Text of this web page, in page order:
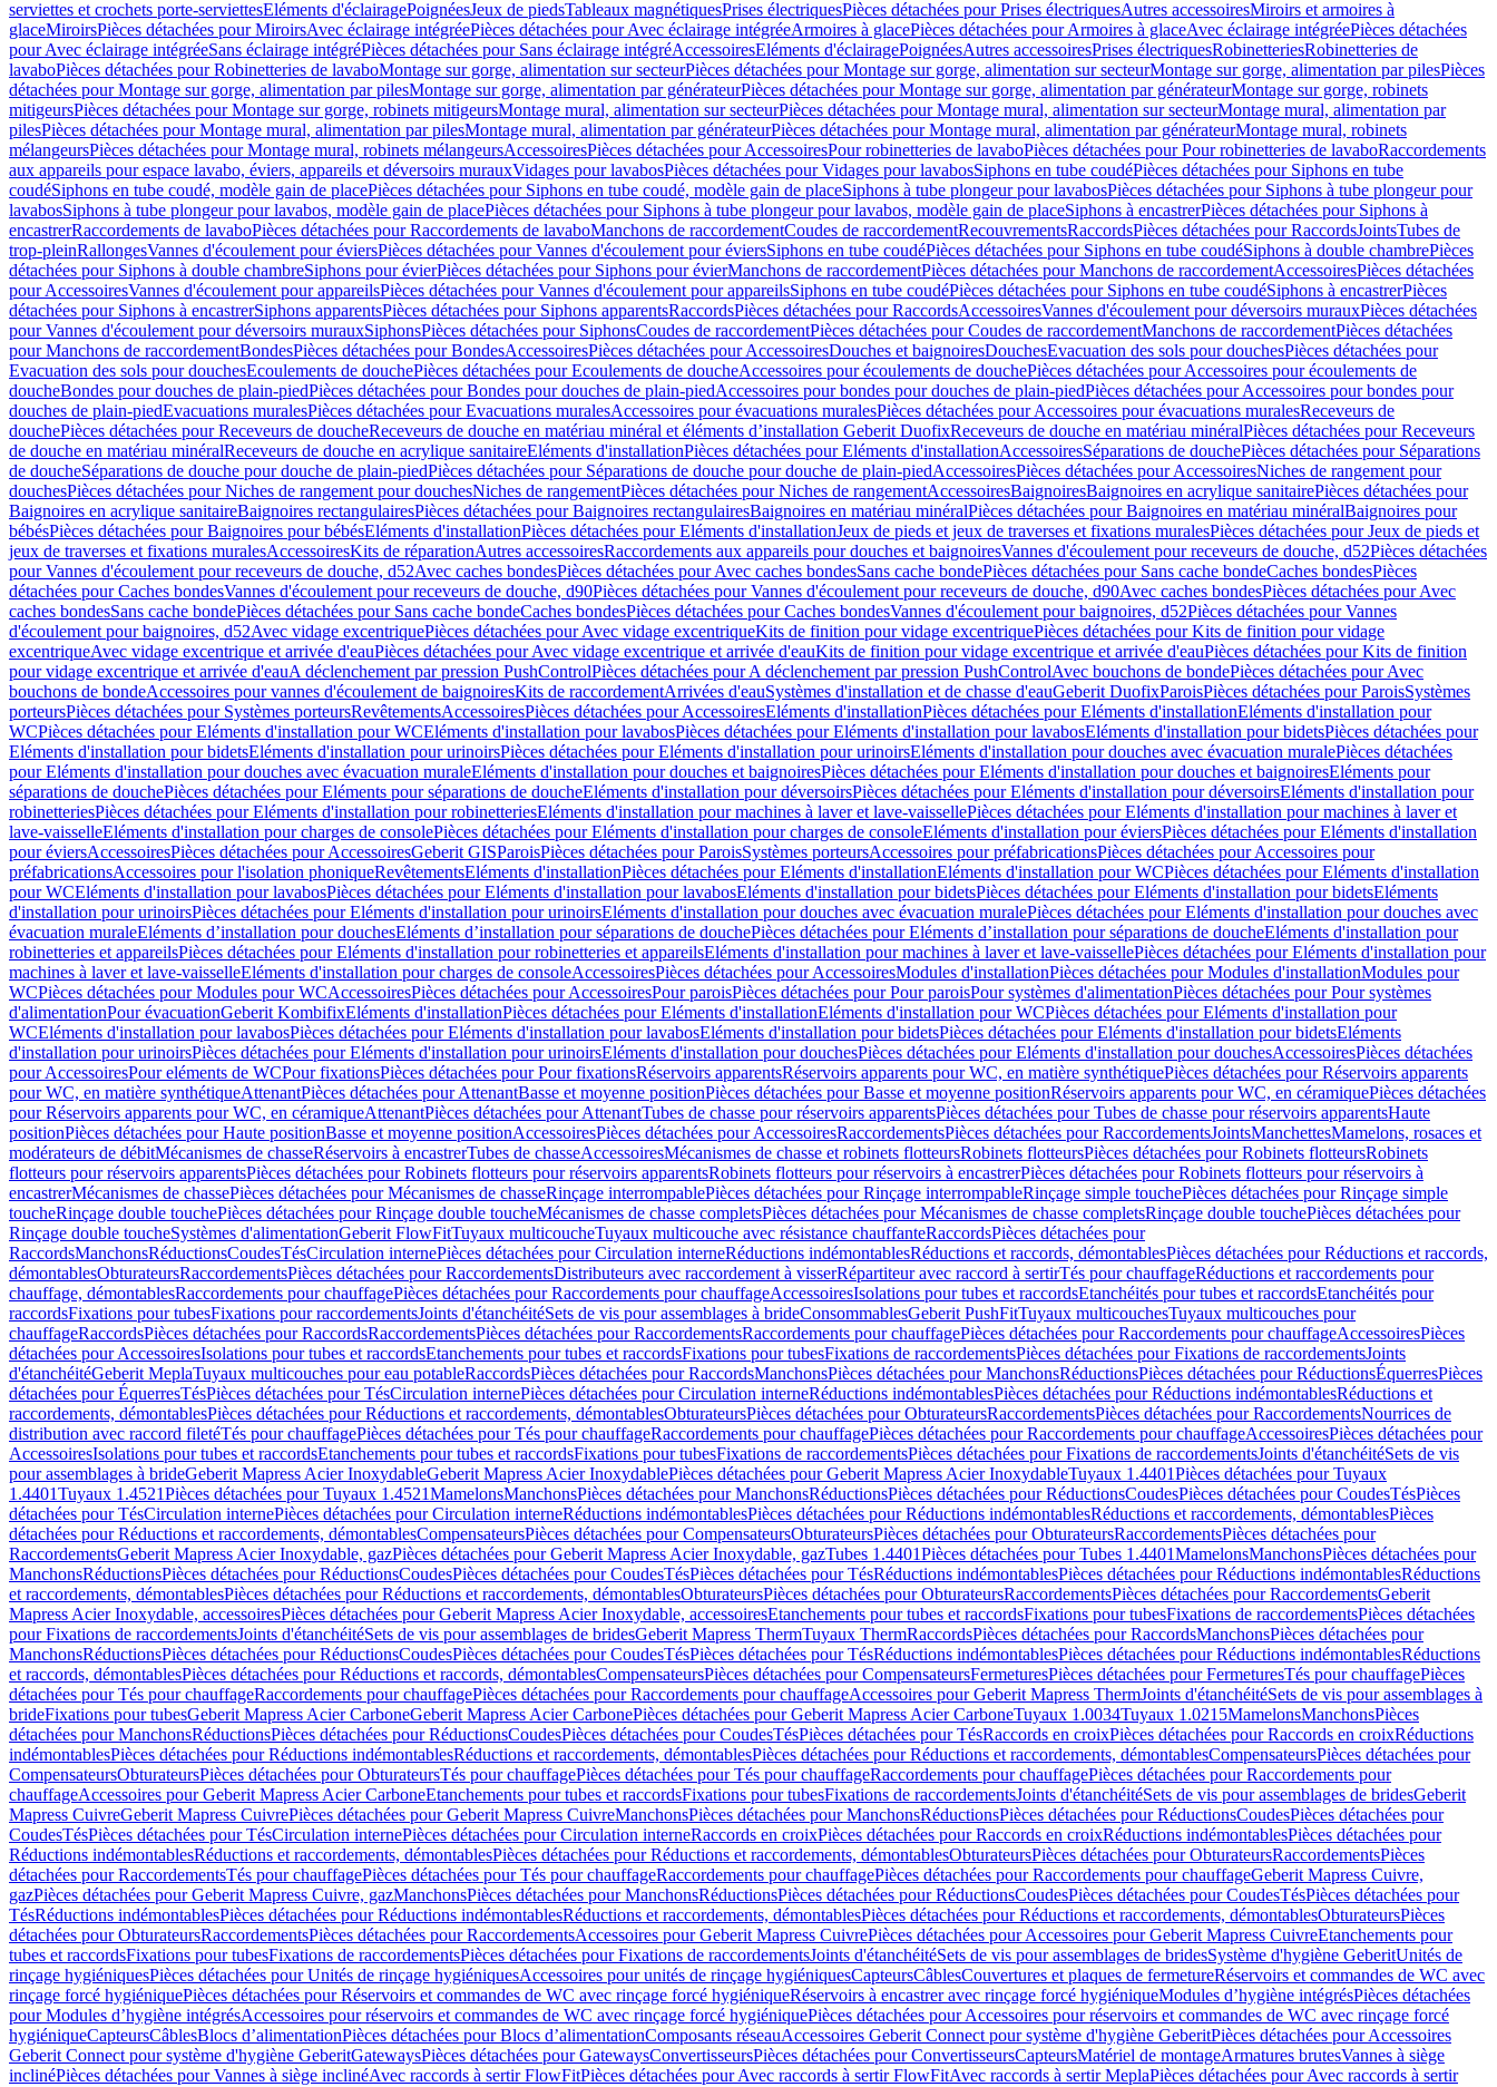
serviettes et crochets porte-serviettesEléments d'éclairagePoignéesJeux de piedsTableaux magnétiquesPrises électriquesPièces détachées pour Prises électriquesAutres accessoiresMiroirs et armoires à
glaceMiroirsPièces détachées pour MiroirsAvec éclairage intégréePièces détachées pour Avec éclairage intégréeArmoires à glacePièces détachées pour Armoires à glaceAvec éclairage intégréePièces détachées
pour Avec éclairage intégréeSans éclairage intégréPièces détachées pour Sans éclairage intégréAccessoiresEléments d'éclairagePoignéesAutres accessoiresPrises électriquesRobinetteriesRobinetteries de
lavaboPièces détachées pour Robinetteries de lavaboMontage sur gorge, alimentation sur secteurPièces détachées pour Montage sur gorge, alimentation sur secteurMontage sur gorge, alimentation par pilesPièces
détachées pour Montage sur gorge, alimentation par pilesMontage sur gorge, alimentation par générateurPièces détachées pour Montage sur gorge, alimentation par générateurMontage sur gorge, robinets
mitigeursPièces détachées pour Montage sur gorge, robinets mitigeursMontage mural, alimentation sur secteurPièces détachées pour Montage mural, alimentation sur secteurMontage mural, alimentation par
pilesPièces détachées pour Montage mural, alimentation par pilesMontage mural, alimentation par générateurPièces détachées pour Montage mural, alimentation par générateurMontage mural, robinets
mélangeursPièces détachées pour Montage mural, robinets mélangeursAccessoiresPièces détachées pour AccessoiresPour robinetteries de lavaboPièces détachées pour Pour robinetteries de lavaboRaccordements
aux appareils pour espace lavabo, éviers, appareils et déversoirs murauxVidages pour lavabosPièces détachées pour Vidages pour lavabosSiphons en tube coudéPièces détachées pour Siphons en tube
coudéSiphons en tube coudé, modèle gain de placePièces détachées pour Siphons en tube coudé, modèle gain de placeSiphons à tube plongeur pour lavabosPièces détachées pour Siphons à tube plongeur pour
lavabosSiphons à tube plongeur pour lavabos, modèle gain de placePièces détachées pour Siphons à tube plongeur pour lavabos, modèle gain de placeSiphons à encastrerPièces détachées pour Siphons à
encastrerRaccordements de lavaboPièces détachées pour Raccordements de lavaboManchons de raccordementCoudes de raccordementRecouvrementsRaccordsPièces détachées pour RaccordsJointsTubes de
trop-pleinRallongesVannes d'écoulement pour éviersPièces détachées pour Vannes d'écoulement pour éviersSiphons en tube coudéPièces détachées pour Siphons en tube coudéSiphons à double chambrePièces
détachées pour Siphons à double chambreSiphons pour évierPièces détachées pour Siphons pour évierManchons de raccordementPièces détachées pour Manchons de raccordementAccessoiresPièces détachées
pour AccessoiresVannes d'écoulement pour appareilsPièces détachées pour Vannes d'écoulement pour appareilsSiphons en tube coudéPièces détachées pour Siphons en tube coudéSiphons à encastrerPièces
détachées pour Siphons à encastrerSiphons apparentsPièces détachées pour Siphons apparentsRaccordsPièces détachées pour RaccordsAccessoiresVannes d'écoulement pour déversoirs murauxPièces détachées
pour Vannes d'écoulement pour déversoirs murauxSiphonsPièces détachées pour SiphonsCoudes de raccordementPièces détachées pour Coudes de raccordementManchons de raccordementPièces détachées
pour Manchons de raccordementBondesPièces détachées pour BondesAccessoiresPièces détachées pour AccessoiresDouches et baignoiresDouchesEvacuation des sols pour douchesPièces détachées pour
Evacuation des sols pour douchesEcoulements de douchePièces détachées pour Ecoulements de doucheAccessoires pour écoulements de douchePièces détachées pour Accessoires pour écoulements de
doucheBondes pour douches de plain-piedPièces détachées pour Bondes pour douches de plain-piedAccessoires pour bondes pour douches de plain-piedPièces détachées pour Accessoires pour bondes pour
douches de plain-piedEvacuations muralesPièces détachées pour Evacuations muralesAccessoires pour évacuations muralesPièces détachées pour Accessoires pour évacuations muralesReceveurs de
douchePièces détachées pour Receveurs de doucheReceveurs de douche en matériau minéral et éléments d’installation Geberit DuofixReceveurs de douche en matériau minéralPièces détachées pour Receveurs
de douche en matériau minéralReceveurs de douche en acrylique sanitaireEléments d'installationPièces détachées pour Eléments d'installationAccessoiresSéparations de douchePièces détachées pour Séparations
de doucheSéparations de douche pour douche de plain-piedPièces détachées pour Séparations de douche pour douche de plain-piedAccessoiresPièces détachées pour AccessoiresNiches de rangement pour
douchesPièces détachées pour Niches de rangement pour douchesNiches de rangementPièces détachées pour Niches de rangementAccessoiresBaignoiresBaignoires en acrylique sanitairePièces détachées pour
Baignoires en acrylique sanitaireBaignoires rectangulairesPièces détachées pour Baignoires rectangulairesBaignoires en matériau minéralPièces détachées pour Baignoires en matériau minéralBaignoires pour
bébésPièces détachées pour Baignoires pour bébésEléments d'installationPièces détachées pour Eléments d'installationJeux de pieds et jeux de traverses et fixations muralesPièces détachées pour Jeux de pieds et
jeux de traverses et fixations muralesAccessoiresKits de réparationAutres accessoiresRaccordements aux appareils pour douches et baignoiresVannes d'écoulement pour receveurs de douche, d52Pièces détachées
pour Vannes d'écoulement pour receveurs de douche, d52Avec caches bondesPièces détachées pour Avec caches bondesSans cache bondePièces détachées pour Sans cache bondeCaches bondesPièces
détachées pour Caches bondesVannes d'écoulement pour receveurs de douche, d90Pièces détachées pour Vannes d'écoulement pour receveurs de douche, d90Avec caches bondesPièces détachées pour Avec
caches bondesSans cache bondePièces détachées pour Sans cache bondeCaches bondesPièces détachées pour Caches bondesVannes d'écoulement pour baignoires, d52Pièces détachées pour Vannes
d'écoulement pour baignoires, d52Avec vidage excentriquePièces détachées pour Avec vidage excentriqueKits de finition pour vidage excentriquePièces détachées pour Kits de finition pour vidage
excentriqueAvec vidage excentrique et arrivée d'eauPièces détachées pour Avec vidage excentrique et arrivée d'eauKits de finition pour vidage excentrique et arrivée d'eauPièces détachées pour Kits de finition
pour vidage excentrique et arrivée d'eauA déclenchement par pression PushControlPièces détachées pour A déclenchement par pression PushControlAvec bouchons de bondePièces détachées pour Avec
bouchons de bondeAccessoires pour vannes d'écoulement de baignoiresKits de raccordementArrivées d'eauSystèmes d'installation et de chasse d'eauGeberit DuofixParoisPièces détachées pour ParoisSystèmes
porteursPièces détachées pour Systèmes porteursRevêtementsAccessoiresPièces détachées pour AccessoiresEléments d'installationPièces détachées pour Eléments d'installationEléments d'installation pour
WCPièces détachées pour Eléments d'installation pour WCEléments d'installation pour lavabosPièces détachées pour Eléments d'installation pour lavabosEléments d'installation pour bidetsPièces détachées pour
Eléments d'installation pour bidetsEléments d'installation pour urinoirsPièces détachées pour Eléments d'installation pour urinoirsEléments d'installation pour douches avec évacuation muralePièces détachées
pour Eléments d'installation pour douches avec évacuation muraleEléments d'installation pour douches et baignoiresPièces détachées pour Eléments d'installation pour douches et baignoiresEléments pour
séparations de douchePièces détachées pour Eléments pour séparations de doucheEléments d'installation pour déversoirsPièces détachées pour Eléments d'installation pour déversoirsEléments d'installation pour
robinetteriesPièces détachées pour Eléments d'installation pour robinetteriesEléments d'installation pour machines à laver et lave-vaissellePièces détachées pour Eléments d'installation pour machines à laver et
lave-vaisselleEléments d'installation pour charges de consolePièces détachées pour Eléments d'installation pour charges de consoleEléments d'installation pour éviersPièces détachées pour Eléments d'installation
pour éviersAccessoiresPièces détachées pour AccessoiresGeberit GISParoisPièces détachées pour ParoisSystèmes porteursAccessoires pour préfabricationsPièces détachées pour Accessoires pour
préfabricationsAccessoires pour l'isolation phoniqueRevêtementsEléments d'installationPièces détachées pour Eléments d'installationEléments d'installation pour WCPièces détachées pour Eléments d'installation
pour WCEléments d'installation pour lavabosPièces détachées pour Eléments d'installation pour lavabosEléments d'installation pour bidetsPièces détachées pour Eléments d'installation pour bidetsEléments
d'installation pour urinoirsPièces détachées pour Eléments d'installation pour urinoirsEléments d'installation pour douches avec évacuation muralePièces détachées pour Eléments d'installation pour douches avec
évacuation muraleEléments d’installation pour douchesEléments d’installation pour séparations de douchePièces détachées pour Eléments d’installation pour séparations de doucheEléments d'installation pour
robinetteries et appareilsPièces détachées pour Eléments d'installation pour robinetteries et appareilsEléments d'installation pour machines à laver et lave-vaissellePièces détachées pour Eléments d'installation pour
machines à laver et lave-vaisselleEléments d'installation pour charges de consoleAccessoiresPièces détachées pour AccessoiresModules d'installationPièces détachées pour Modules d'installationModules pour
WCPièces détachées pour Modules pour WCAccessoiresPièces détachées pour AccessoiresPour paroisPièces détachées pour Pour paroisPour systèmes d'alimentationPièces détachées pour Pour systèmes
d'alimentationPour évacuationGeberit KombifixEléments d'installationPièces détachées pour Eléments d'installationEléments d'installation pour WCPièces détachées pour Eléments d'installation pour
WCEléments d'installation pour lavabosPièces détachées pour Eléments d'installation pour lavabosEléments d'installation pour bidetsPièces détachées pour Eléments d'installation pour bidetsEléments
d'installation pour urinoirsPièces détachées pour Eléments d'installation pour urinoirsEléments d'installation pour douchesPièces détachées pour Eléments d'installation pour douchesAccessoiresPièces détachées
pour AccessoiresPour eléments de WCPour fixationsPièces détachées pour Pour fixationsRéservoirs apparentsRéservoirs apparents pour WC, en matière synthétiquePièces détachées pour Réservoirs apparents
pour WC, en matière synthétiqueAttenantPièces détachées pour AttenantBasse et moyenne positionPièces détachées pour Basse et moyenne positionRéservoirs apparents pour WC, en céramiquePièces détachées
pour Réservoirs apparents pour WC, en céramiqueAttenantPièces détachées pour AttenantTubes de chasse pour réservoirs apparentsPièces détachées pour Tubes de chasse pour réservoirs apparentsHaute
positionPièces détachées pour Haute positionBasse et moyenne positionAccessoiresPièces détachées pour AccessoiresRaccordementsPièces détachées pour RaccordementsJointsManchettesMamelons, rosaces et
modérateurs de débitMécanismes de chasseRéservoirs à encastrerTubes de chasseAccessoiresMécanismes de chasse et robinets flotteursRobinets flotteursPièces détachées pour Robinets flotteursRobinets
flotteurs pour réservoirs apparentsPièces détachées pour Robinets flotteurs pour réservoirs apparentsRobinets flotteurs pour réservoirs à encastrerPièces détachées pour Robinets flotteurs pour réservoirs à
encastrerMécanismes de chassePièces détachées pour Mécanismes de chasseRinçage interrompablePièces détachées pour Rinçage interrompableRinçage simple touchePièces détachées pour Rinçage simple
toucheRinçage double touchePièces détachées pour Rinçage double toucheMécanismes de chasse completsPièces détachées pour Mécanismes de chasse completsRinçage double touchePièces détachées pour
Rinçage double toucheSystèmes d'alimentationGeberit FlowFitTuyaux multicoucheTuyaux multicouche avec résistance chauffanteRaccordsPièces détachées pour
RaccordsManchonsRéductionsCoudesTésCirculation internePièces détachées pour Circulation interneRéductions indémontablesRéductions et raccords, démontablesPièces détachées pour Réductions et raccords,
démontablesObturateursRaccordementsPièces détachées pour RaccordementsDistributeurs avec raccordement à visserRépartiteur avec raccord à sertirTés pour chauffageRéductions et raccordements pour
chauffage, démontablesRaccordements pour chauffagePièces détachées pour Raccordements pour chauffageAccessoiresIsolations pour tubes et raccordsEtanchéités pour tubes et raccordsEtanchéités pour
raccordsFixations pour tubesFixations pour raccordementsJoints d'étanchéitéSets de vis pour assemblages à brideConsommablesGeberit PushFitTuyaux multicouchesTuyaux multicouches pour
chauffageRaccordsPièces détachées pour RaccordsRaccordementsPièces détachées pour RaccordementsRaccordements pour chauffagePièces détachées pour Raccordements pour chauffageAccessoiresPièces
détachées pour AccessoiresIsolations pour tubes et raccordsEtanchements pour tubes et raccordsFixations pour tubesFixations de raccordementsPièces détachées pour Fixations de raccordementsJoints
d'étanchéitéGeberit MeplaTuyaux multicouches pour eau potableRaccordsPièces détachées pour RaccordsManchonsPièces détachées pour ManchonsRéductionsPièces détachées pour RéductionsÉquerresPièces
détachées pour ÉquerresTésPièces détachées pour TésCirculation internePièces détachées pour Circulation interneRéductions indémontablesPièces détachées pour Réductions indémontablesRéductions et
raccordements, démontablesPièces détachées pour Réductions et raccordements, démontablesObturateursPièces détachées pour ObturateursRaccordementsPièces détachées pour RaccordementsNourrices de
distribution avec raccord filetéTés pour chauffagePièces détachées pour Tés pour chauffageRaccordements pour chauffagePièces détachées pour Raccordements pour chauffageAccessoiresPièces détachées pour
AccessoiresIsolations pour tubes et raccordsEtanchements pour tubes et raccordsFixations pour tubesFixations de raccordementsPièces détachées pour Fixations de raccordementsJoints d'étanchéitéSets de vis
pour assemblages à brideGeberit Mapress Acier InoxydableGeberit Mapress Acier InoxydablePièces détachées pour Geberit Mapress Acier InoxydableTuyaux 1.4401Pièces détachées pour Tuyaux
1.4401Tuyaux 1.4521Pièces détachées pour Tuyaux 1.4521MamelonsManchonsPièces détachées pour ManchonsRéductionsPièces détachées pour RéductionsCoudesPièces détachées pour CoudesTésPièces
détachées pour TésCirculation internePièces détachées pour Circulation interneRéductions indémontablesPièces détachées pour Réductions indémontablesRéductions et raccordements, démontablesPièces
détachées pour Réductions et raccordements, démontablesCompensateursPièces détachées pour CompensateursObturateursPièces détachées pour ObturateursRaccordementsPièces détachées pour
RaccordementsGeberit Mapress Acier Inoxydable, gazPièces détachées pour Geberit Mapress Acier Inoxydable, gazTubes 1.4401Pièces détachées pour Tubes 1.4401MamelonsManchonsPièces détachées pour
ManchonsRéductionsPièces détachées pour RéductionsCoudesPièces détachées pour CoudesTésPièces détachées pour TésRéductions indémontablesPièces détachées pour Réductions indémontablesRéductions
et raccordements, démontablesPièces détachées pour Réductions et raccordements, démontablesObturateursPièces détachées pour ObturateursRaccordementsPièces détachées pour RaccordementsGeberit
Mapress Acier Inoxydable, accessoiresPièces détachées pour Geberit Mapress Acier Inoxydable, accessoiresEtanchements pour tubes et raccordsFixations pour tubesFixations de raccordementsPièces détachées
pour Fixations de raccordementsJoints d'étanchéitéSets de vis pour assemblages de bridesGeberit Mapress ThermTuyaux ThermRaccordsPièces détachées pour RaccordsManchonsPièces détachées pour
ManchonsRéductionsPièces détachées pour RéductionsCoudesPièces détachées pour CoudesTésPièces détachées pour TésRéductions indémontablesPièces détachées pour Réductions indémontablesRéductions
et raccords, démontablesPièces détachées pour Réductions et raccords, démontablesCompensateursPièces détachées pour CompensateursFermeturesPièces détachées pour FermeturesTés pour chauffagePièces
détachées pour Tés pour chauffageRaccordements pour chauffagePièces détachées pour Raccordements pour chauffageAccessoires pour Geberit Mapress ThermJoints d'étanchéitéSets de vis pour assemblages à
brideFixations pour tubesGeberit Mapress Acier CarboneGeberit Mapress Acier CarbonePièces détachées pour Geberit Mapress Acier CarboneTuyaux 1.0034Tuyaux 1.0215MamelonsManchonsPièces
détachées pour ManchonsRéductionsPièces détachées pour RéductionsCoudesPièces détachées pour CoudesTésPièces détachées pour TésRaccords en croixPièces détachées pour Raccords en croixRéductions
indémontablesPièces détachées pour Réductions indémontablesRéductions et raccordements, démontablesPièces détachées pour Réductions et raccordements, démontablesCompensateursPièces détachées pour
CompensateursObturateursPièces détachées pour ObturateursTés pour chauffagePièces détachées pour Tés pour chauffageRaccordements pour chauffagePièces détachées pour Raccordements pour
chauffageAccessoires pour Geberit Mapress Acier CarboneEtanchements pour tubes et raccordsFixations pour tubesFixations de raccordementsJoints d'étanchéitéSets de vis pour assemblages de bridesGeberit
Mapress CuivreGeberit Mapress CuivrePièces détachées pour Geberit Mapress CuivreManchonsPièces détachées pour ManchonsRéductionsPièces détachées pour RéductionsCoudesPièces détachées pour
CoudesTésPièces détachées pour TésCirculation internePièces détachées pour Circulation interneRaccords en croixPièces détachées pour Raccords en croixRéductions indémontablesPièces détachées pour
Réductions indémontablesRéductions et raccordements, démontablesPièces détachées pour Réductions et raccordements, démontablesObturateursPièces détachées pour ObturateursRaccordementsPièces
détachées pour RaccordementsTés pour chauffagePièces détachées pour Tés pour chauffageRaccordements pour chauffagePièces détachées pour Raccordements pour chauffageGeberit Mapress Cuivre,
gazPièces détachées pour Geberit Mapress Cuivre, gazManchonsPièces détachées pour ManchonsRéductionsPièces détachées pour RéductionsCoudesPièces détachées pour CoudesTésPièces détachées pour
TésRéductions indémontablesPièces détachées pour Réductions indémontablesRéductions et raccordements, démontablesPièces détachées pour Réductions et raccordements, démontablesObturateursPièces
détachées pour ObturateursRaccordementsPièces détachées pour RaccordementsAccessoires pour Geberit Mapress CuivrePièces détachées pour Accessoires pour Geberit Mapress CuivreEtanchements pour
tubes et raccordsFixations pour tubesFixations de raccordementsPièces détachées pour Fixations de raccordementsJoints d'étanchéitéSets de vis pour assemblages de bridesSystème d'hygiène GeberitUnités de
rinçage hygiéniquesPièces détachées pour Unités de rinçage hygiéniquesAccessoires pour unités de rinçage hygiéniquesCapteursCâblesCouvertures et plaques de fermetureRéservoirs et commandes de WC avec
rinçage forcé hygiéniquePièces détachées pour Réservoirs et commandes de WC avec rinçage forcé hygiéniqueRéservoirs à encastrer avec rinçage forcé hygiéniqueModules d’hygiène intégrésPièces détachées
pour Modules d’hygiène intégrésAccessoires pour réservoirs et commandes de WC avec rinçage forcé hygiéniquePièces détachées pour Accessoires pour réservoirs et commandes de WC avec rinçage forcé
hygiéniqueCapteursCâblesBlocs d’alimentationPièces détachées pour Blocs d’alimentationComposants réseauAccessoires Geberit Connect pour système d'hygiène GeberitPièces détachées pour Accessoires
Geberit Connect pour système d'hygiène GeberitGatewaysPièces détachées pour GatewaysConvertisseursPièces détachées pour ConvertisseursCapteursMatériel de montageArmatures brutesVannes à siège
inclinéPièces détachées pour Vannes à siège inclinéAvec raccords à sertir FlowFitPièces détachées pour Avec raccords à sertir FlowFitAvec raccords à sertir MeplaPièces détachées pour Avec raccords à sertir